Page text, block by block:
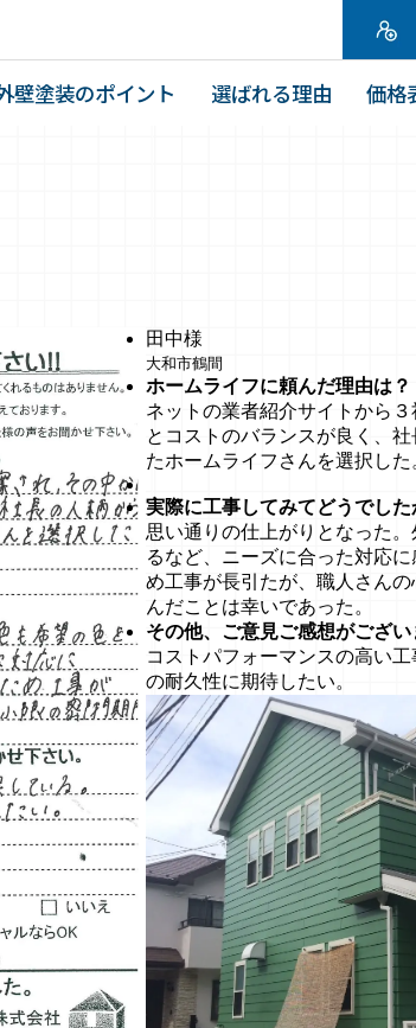
壁塗装のポイント 選ばれる理由 価格
田中様
大和市鶴間
ホームライフに頼んだ理由は？
ネットの業者紹介サイトから
とコストのバランスが良く、
たホームライフさんを選択した
実際に工事してみてどうでした
思い通りの仕上がりとなった
るなど、ニーズに合った対応
め工事が長引たが、職人さん
んだことは幸いであった。
その他、ご意見ご感想がござ
コストパフォーマンスの高い
の耐久性に期待したい。